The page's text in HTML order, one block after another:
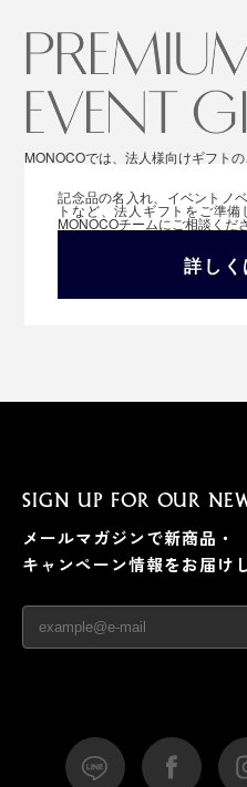
MONOCOでは、法人様向けギフトの
記念品の名入れ、イベントノ
トなど、法人ギフトをご準
MONOCOチームにご相談くだ
詳しく
SIGN UP FOR OUR
メールマガジンで新商品・
キャンペーン情報をお届け